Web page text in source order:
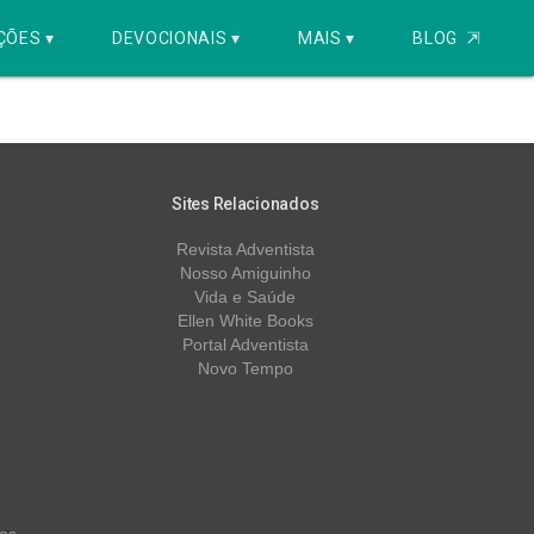
▾ DEVOCIONAIS ▾ MAIS ▾ BLOG ⇱
Sites Relacionados
Revista Adventista
Nosso Amiguinho
Vida e Saúde
Ellen White Books
Portal Adventista
Novo Tempo